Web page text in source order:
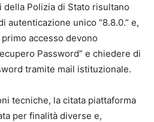
Polizia di Stato risultano
autenticazione unico “8.8.0.” e,
accesso devono
Password” e chiedere di
tramite mail istituzionale.
tecniche, la citata piattaforma
per finalità diverse e,